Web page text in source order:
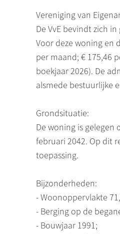
Vereniging van
De VvE bevindt zich
Voor deze woning en
per maand; € 175,46
boekjaar 2026). De
alsmede bestuurlijke
Grondsituatie:
De woning is gelegen
februari 2042. Op dit
toepassing.
Bijzonderheden:
- Woonoppervlakte
- Berging op de
- Bouwjaar 1991;